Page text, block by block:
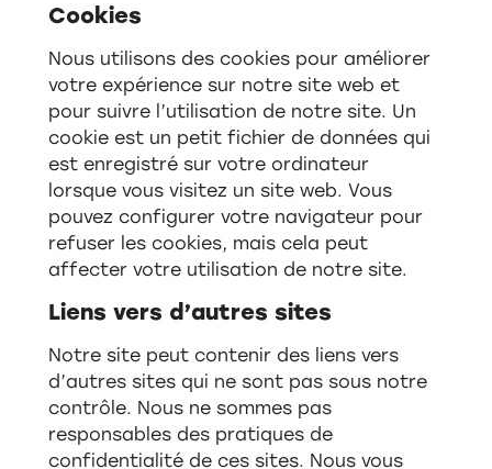
Cookies
Nous utilisons des cookies pour améliorer
votre expérience sur notre site web et
pour suivre l’utilisation de notre site. Un
cookie est un petit fichier de données qui
est enregistré sur votre ordinateur
lorsque vous visitez un site web. Vous
pouvez configurer votre navigateur pour
refuser les cookies, mais cela peut
affecter votre utilisation de notre site.
Liens vers d’autres sites
Notre site peut contenir des liens vers
d’autres sites qui ne sont pas sous notre
contrôle. Nous ne sommes pas
responsables des pratiques de
confidentialité de ces sites. Nous vous